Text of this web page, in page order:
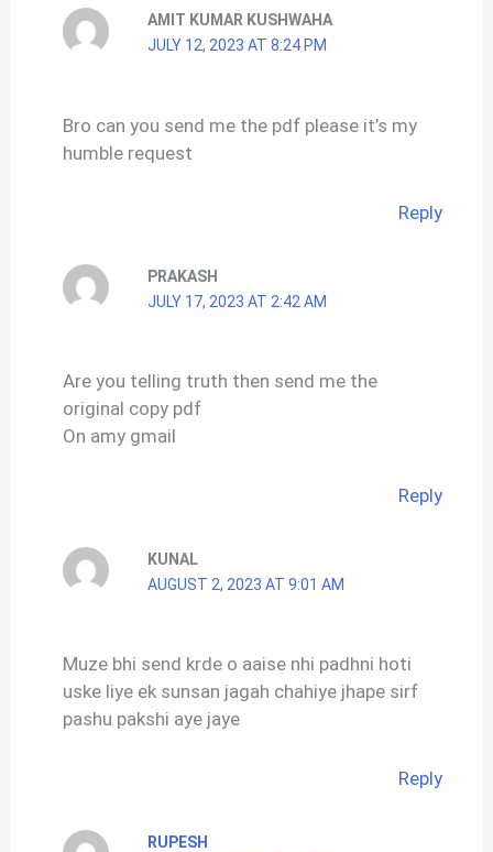
AMIT KUMAR KUSHWAHA
JULY 12, 2023 AT 8:24 PM
Bro can you send me the pdf please it’s my
humble request
Reply
PRAKASH
JULY 17, 2023 AT 2:42 AM
Are you telling truth then send me the
original copy pdf
On amy gmail
Reply
KUNAL
AUGUST 2, 2023 AT 9:01 AM
Muze bhi send krde o aaise nhi padhni hoti
uske liye ek sunsan jagah chahiye jhape sirf
pashu pakshi aye jaye
Reply
RUPESH